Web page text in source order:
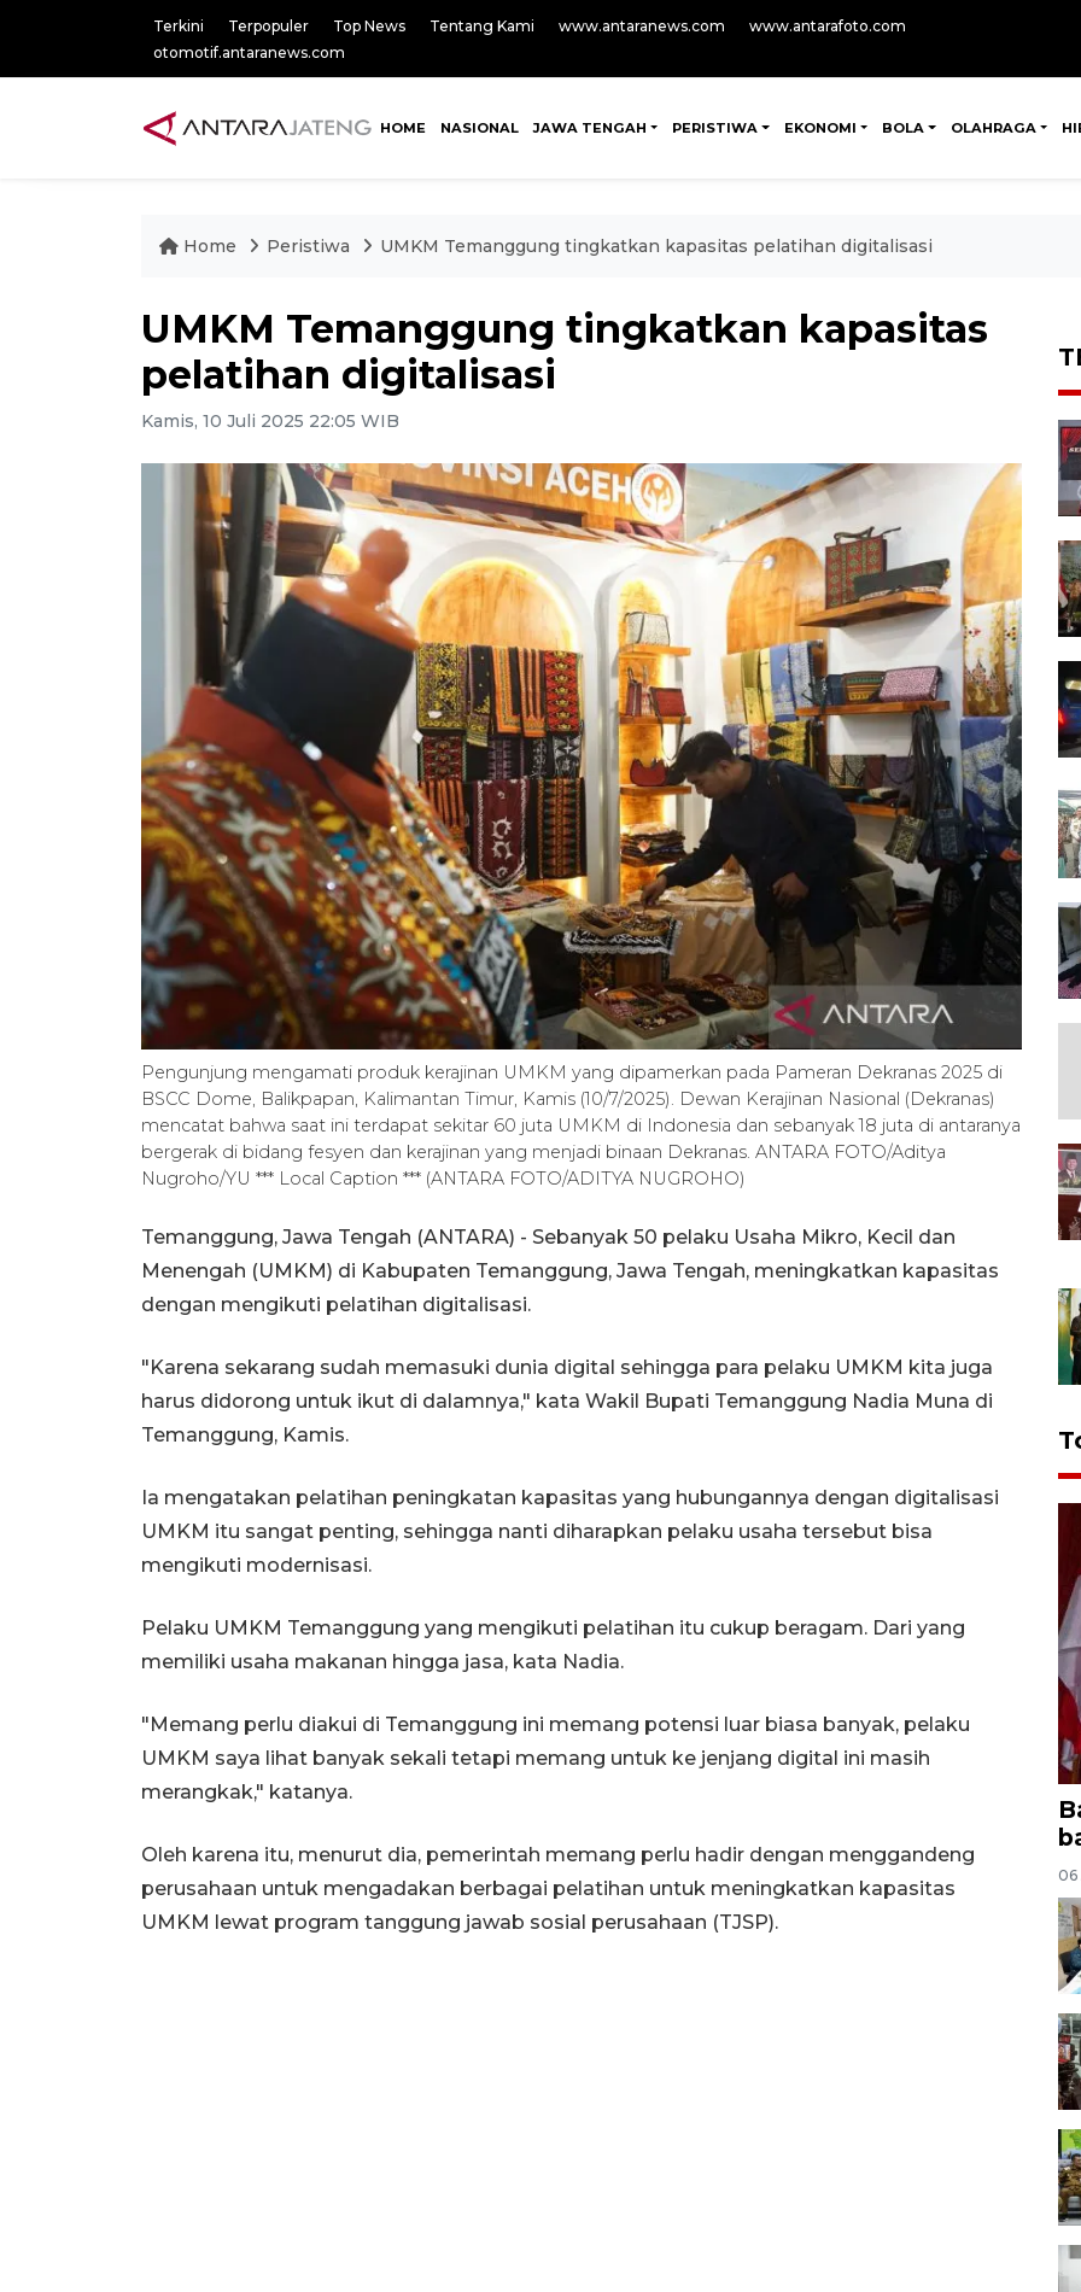
Terkini Terpopuler Top News Tentang Kami www.antaranews.com
www.antarafoto.com
otomotif.antaranews.com
HOME NASIONAL JAWA TENGAH PERISTIWA EKONOMI BOLA OLAHRAGA
Home Peristiwa UMKM Temanggung tingkatkan kapasitas pelatihan digitalisasi
UMKM Temanggung tingkatkan kapasitas
pelatihan digitalisasi
Kamis, 10 Juli 2025 22:05 WIB
Pengunjung mengamati produk kerajinan UMKM yang dipamerkan pada Pameran Dekranas 2025 di
BSCC Dome, Balikpapan, Kalimantan Timur, Kamis (10/7/2025). Dewan Kerajinan Nasional (Dekranas)
mencatat bahwa saat ini terdapat sekitar 60 juta UMKM di Indonesia dan sebanyak 18 juta di antaranya
bergerak di bidang fesyen dan kerajinan yang menjadi binaan Dekranas. ANTARA FOTO/Aditya
Nugroho/YU *** Local Caption *** (ANTARA FOTO/ADITYA NUGROHO)
Temanggung, Jawa Tengah (ANTARA) - Sebanyak 50 pelaku Usaha Mikro, Kecil dan
Menengah (UMKM) di Kabupaten Temanggung, Jawa Tengah, meningkatkan kapasitas
dengan mengikuti pelatihan digitalisasi.
"Karena sekarang sudah memasuki dunia digital sehingga para pelaku UMKM kita juga
harus didorong untuk ikut di dalamnya," kata Wakil Bupati Temanggung Nadia Muna di
Temanggung, Kamis.
Ia mengatakan pelatihan peningkatan kapasitas yang hubungannya dengan digitalisasi
UMKM itu sangat penting, sehingga nanti diharapkan pelaku usaha tersebut bisa
mengikuti modernisasi.
Pelaku UMKM Temanggung yang mengikuti pelatihan itu cukup beragam. Dari yang
memiliki usaha makanan hingga jasa, kata Nadia.
"Memang perlu diakui di Temanggung ini memang potensi luar biasa banyak, pelaku
UMKM saya lihat banyak sekali tetapi memang untuk ke jenjang digital ini masih
merangkak," katanya.
Oleh karena itu, menurut dia, pemerintah memang perlu hadir dengan menggandeng
perusahaan untuk mengadakan berbagai pelatihan untuk meningkatkan kapasitas
UMKM lewat program tanggung jawab sosial perusahaan (TJSP).
06